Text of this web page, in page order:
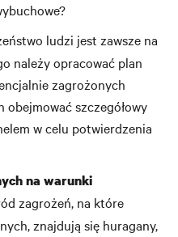
ludzi jest zawsze na
należy opracować plan
zagrożonych
obejmować szczegółowy
w celu potwierdzenia
na warunki
zagrożeń, na które
znajdują się huragany,